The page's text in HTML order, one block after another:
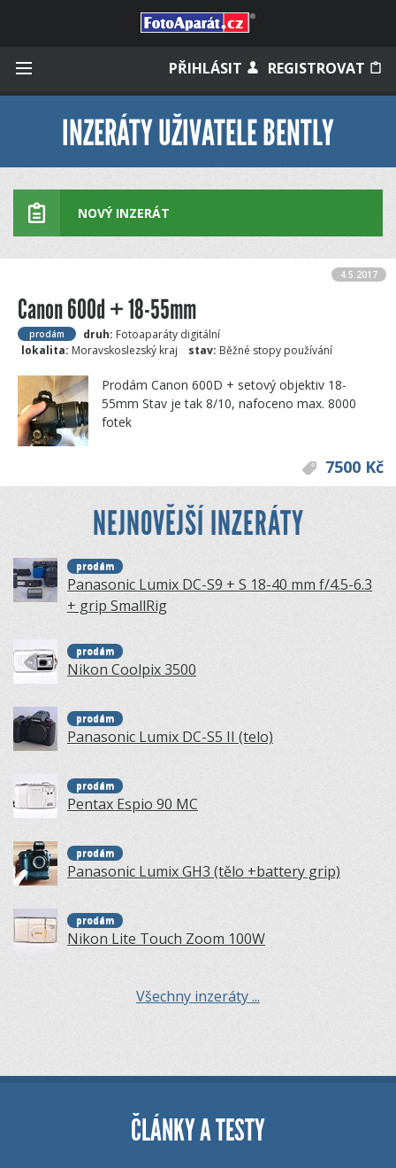
PŘIHLÁSIT REGISTROVAT
Zapomněli jste heslo?
INZERÁTY UŽIVATELE BENTLY
NOVÝ INZERÁT
4.5.2017
Canon 600d + 18-55mm
prodám druh: Fotoaparáty digitální
lokalita: Moravskoslezský kraj stav: Běžné stopy používání
Prodám Canon 600D + setový objektiv 18-
55mm Stav je tak 8/10, nafoceno max. 8000
fotek
7500 Kč
NEJNOVĚJŠÍ INZERÁTY
prodám
Panasonic Lumix DC-S9 + S 18-40 mm f/4.5-6.3
+ grip SmallRig
prodám
Nikon Coolpix 3500
prodám
Panasonic Lumix DC-S5 II (telo)
prodám
Pentax Espio 90 MC
prodám
Panasonic Lumix GH3 (tělo +battery grip)
prodám
Nikon Lite Touch Zoom 100W
Všechny inzeráty ...
ČLÁNKY A TESTY